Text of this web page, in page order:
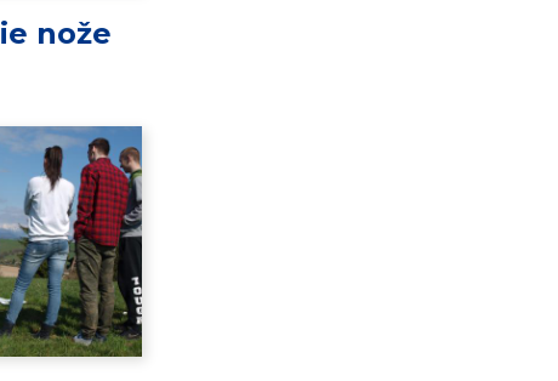
nože